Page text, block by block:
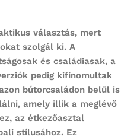
választás, mert
szolgál ki. A
és családiasak, a
pedig kifinomultak
bútorcsaládon belül is
amely illik a meglévő
az étkezőasztal
stílusához. Ez